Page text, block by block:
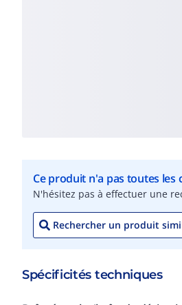
Ce produit n'a pas toutes les
N'hésitez pas à effectuer une
Rechercher un produit
Spécificités techniques